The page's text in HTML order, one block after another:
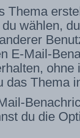
Thema
wählen,
E-Mail-
das Thema
du die